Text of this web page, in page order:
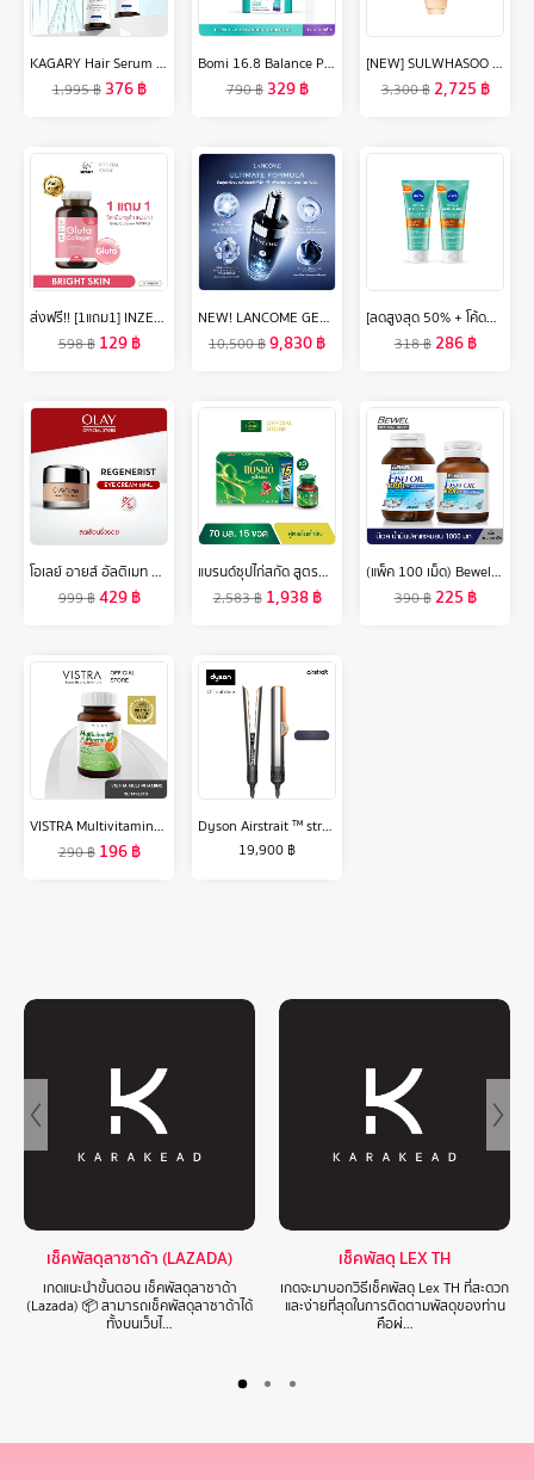
KAGARY Hair Serum Multi-Peptide Serum For Hair Density 30ml เซรั่ม ลดผมร่วง เพิ่มผมใหม่ บำรุงผม เซรั่มบำรุงผม
1,995฿ 376฿
Bomi 16.8 Balance Probiotics (14 x 3g) โบมิ โพรไบโอติกส์ พร้อมทาน
790฿ 329฿
[NEW] SULWHASOO Concentrated Ginseng Rejuvenating Emulsion 125ml. โซลวาซู อิมัลชั่นโสมเกาหลีช่วยลดเลือนริ้วรอย เพิ่มความยืดหยุ่น ฟื้นฟูผิว อิมัลชั่นซัลวาซู (ปรับสูตรใหม่)
3,300฿2,725 ฿
ส่งฟรี!! [1แถม1] INZENT Gluta Collagen 1000MG (30 เม็ด) แอล กลูต้า พลัส คอลลาเจน สูตรเข้มข้น 1,000 mg ผิวสว่าง ใส บำรุงสุขภาพดีจากภายใน วิตามินกลูต้า
598฿ 129฿
NEW! LANCOME GENIFIQUE ULTIMATE, DUAL-REPAIR AUGMENTED SERUM 115 ML สูตรใหม่! เซรั่มอันดับ 1 จากลังโคม ชุ่มชื้นมากขึ้น ฟื้นผิวเสียสะสม ใน 1 สัปดาห์* ด้วยเทคโนโลยีจดสิทธิบัตร เบต้ากลูแคนบริสุทธิ์ 98% (Betaglucan)
10,500฿9,830฿
[ลดสูงสุด 50% + โค้ดลดเพิ่ม 20%]นีเวีย เจลล้างหน้า แอคเน่ รีแพร์ เจนเทิล ไมโคร เคลนเซอร์ 90 มล. 2 ชิ้น NIVEA
318฿286฿
โอเลย์ อายส์ อัลติเมท อายครีม 15 กรัม. ไนอะซินาไมด์ ลดเลือนริ้วรอยและถุงใต้ตา สกินแคร์ Olay Eye Ultimate Eye Cream 15G
999฿429฿
แบรนด์ซุปไก่สกัด สูตรต้นตำรับ 70 มล. แพค 15 ขวด x 3 แพค (45 ขวด) (BEC)
2,583฿ 1,938฿
(แพ็ค 100 เม็ด) Bewel Salmon Fish Oil - บีเวลน้ำมันปลาแซลมอน ผสมวิตามินอี มีโอเมก้า 3 (70 เม็ด+ 30 เม็ด)
390฿225 ฿
VISTRA Multivitamins & Minerals Amino - วิสทร้า มัลติวิตามินและมิเนอรัล(30 เม็ด)
290฿ 196฿
Dyson Airstrait ™ straightener (Bright Nickel/Rich Copper) เครื่องหนีบผม
19,900 ฿
เช็คพัสดุลาซาด้า (LAZADA)
เกดแนะนำขั้นตอน เช็คพัสดุลาซาด้า
(Lazada) 📦 สามารถเช็คพัสดุลาซาด้าได้
ทั้งบนเว็บไ…
เช็คพัสดุ LEX TH
เกดจะมาบอกวิธีเช็คพัสดุ Lex TH ที่สะดวก
และง่ายที่สุดในการติดตามพัสดุของท่าน
คือผ่…